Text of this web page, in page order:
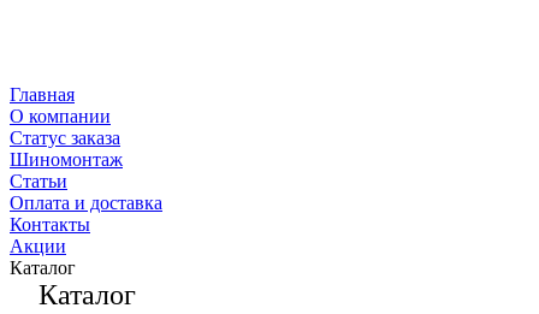
Главная
О компании
Статус заказа
Шиномонтаж
Статьи
Оплата и доставка
Контакты
Акции
Каталог
Каталог